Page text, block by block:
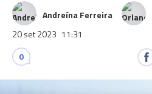
Andreína Ferreira
20 set 2023 11:31
0